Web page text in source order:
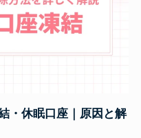
・休眠口座｜原因と解